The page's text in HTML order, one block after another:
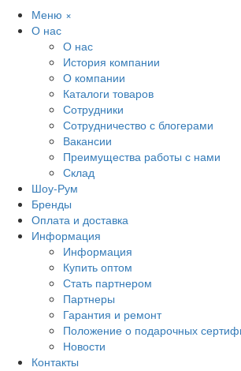
Меню ×
О нас
О нас
История компании
О компании
Каталоги товаров
Сотрудники
Сотрудничество с блогерами
Вакансии
Преимущества работы с нами
Склад
Шоу-Рум
Бренды
Оплата и доставка
Информация
Информация
Купить оптом
Стать партнером
Партнеры
Гарантия и ремонт
Положение о подарочных
Новости
Контакты